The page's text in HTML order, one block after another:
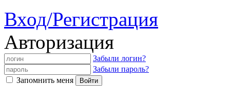
Вход/Регистрация
Авторизация
Забыли логин?
Забыли пароль?
Запомнить меня